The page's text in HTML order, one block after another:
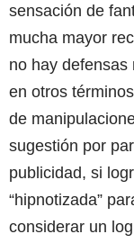
sensación de
mucha mayor
no hay defensas
en otros
de
sugestión por
publicidad, si
“hipnotizada”
considerar un